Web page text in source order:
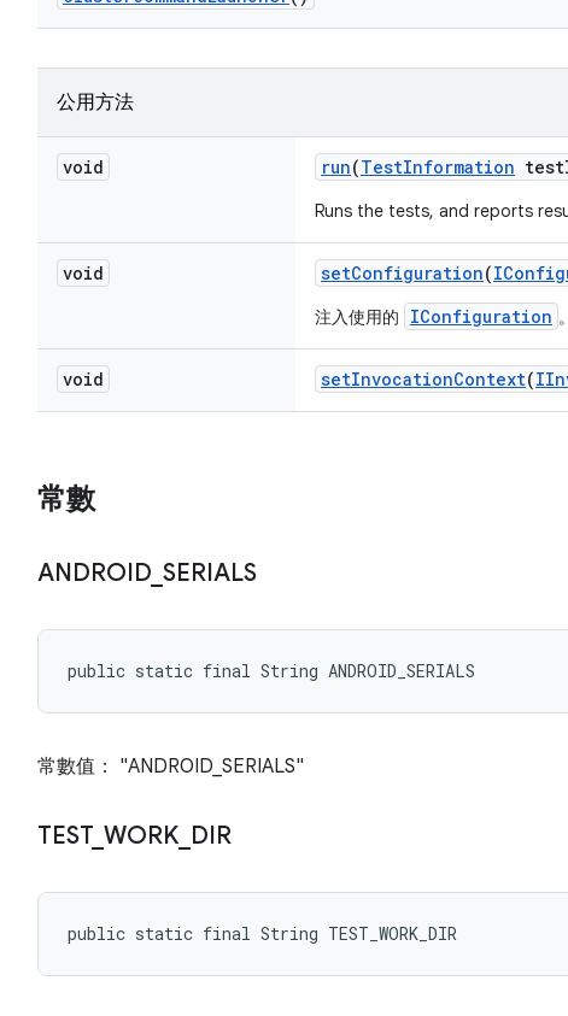
公用方法
void run(TestInformation test
Runs the tests, and reports
void setConfiguration(
注入使用的 IConfiguration 。
void setInvocationContext(
常數
ANDROID SERIALS
public static final String ANDROID_SERIALS
常數值： "ANDROID_SERIALS"
TEST_ WORK DIR
public static final String TEST_WORK_DIR